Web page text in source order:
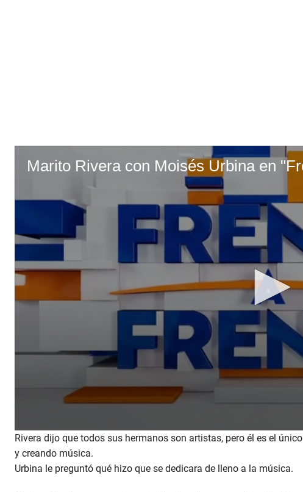
Rivera dijo que todos sus hermanos son artistas, pero él es el
y creando música.
Urbina le preguntó qué hizo que se dedicara de lleno a la música.